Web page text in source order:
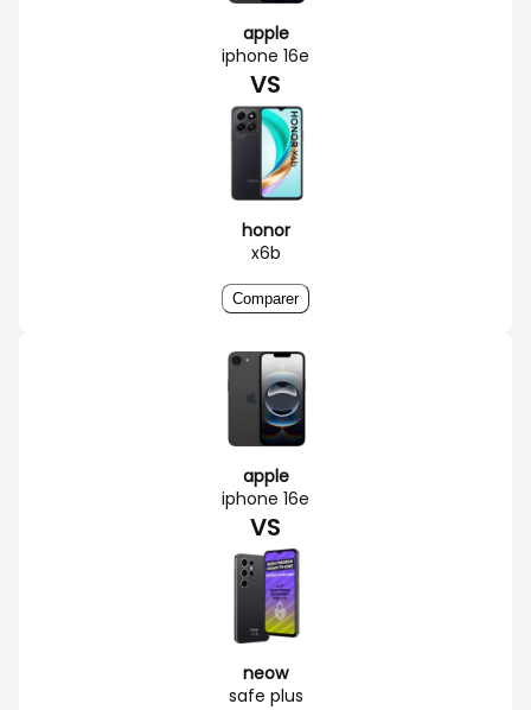
apple
iphone 16e
VS
honor
x6b
Comparer
apple
iphone 16e
VS
neow
safe plus